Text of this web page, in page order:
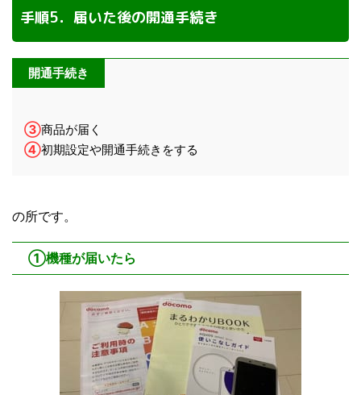
手順5．届いた後の開通手続き
開通手続き
③商品が届く
④初期設定や開通手続きをする
の所です。
①機種が届いたら